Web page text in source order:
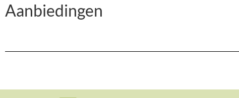
Aanbiedingen